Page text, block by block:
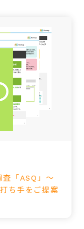
「ASQ」～
ち手をご提案